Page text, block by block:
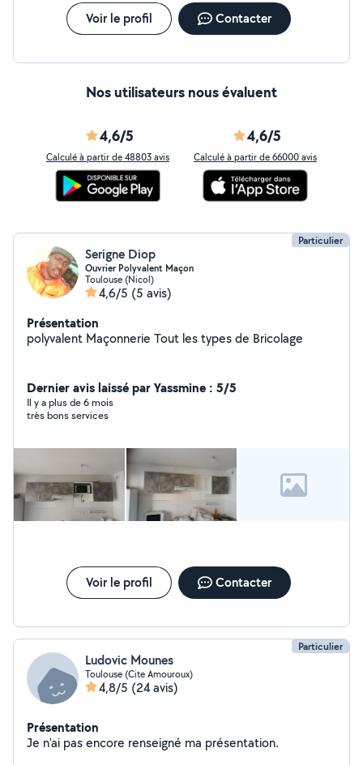
Voir le profil Contacter
Nos utilisateurs nous évaluent
4,6/5
Calculé à partir de 48803 avis
4,6/5
Calculé à partir de 66000 avis
Particulier
Serigne Diop
Ouvrier Polyvalent Maçon
Toulouse (Nicol)
4,6/5 (5 avis)
Présentation
polyvalent Maçonnerie Tout les types de Bricolage
Dernier avis laissé par Yassmine : 5/5
Il y a plus de 6 mois
très bons services
Voir le profil Contacter
Particulier
Ludovic Mounes
Toulouse (Cite Amouroux)
4,8/5 (24 avis)
Présentation
Je n'ai pas encore renseigné ma présentation.